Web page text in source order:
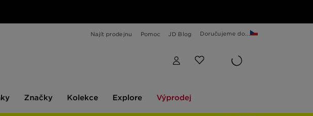
Najít prodejnu Pomoc JD Blog Doručujeme do...
Značky Kolekce Explore Výprodej